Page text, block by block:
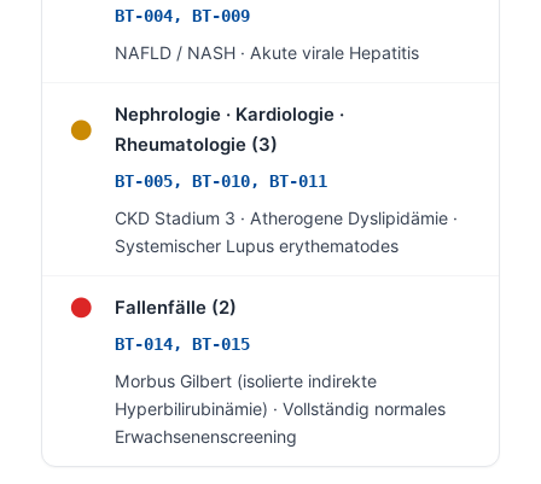
BT-004, BT-009
NAFLD / NASH · Akute virale Hepatitis
●
Nephrologie · Kardiologie ·
Rheumatologie (3)
BT-005, BT-010, BT-011
CKD Stadium 3 · Atherogene Dyslipidämie ·
Systemischer Lupus erythematodes
● Fallenfälle (2)
BT-014, BT-015
Morbus Gilbert (isolierte indirekte
Hyperbilirubinämie) · Vollständig normales
Erwachsenenscreening
Kiswahili
አማርኛ
Українська
O‘zbekcha
Català
Қазақ тілі
Suomi
Hrvatski
كوردی‎
پښتو